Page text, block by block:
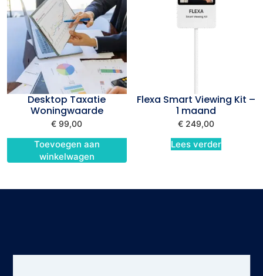
Desktop Taxatie
Woningwaarde
€ 99,00
Toevoegen aan
winkelwagen
Flexa Smart Viewing Kit –
1 maand
€ 249,00
Lees verder